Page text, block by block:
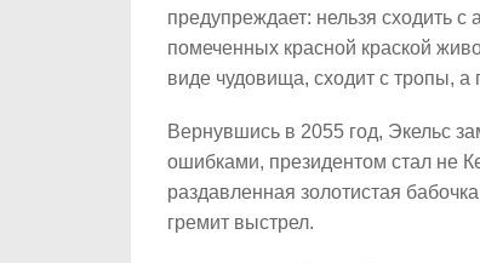
предупреждает: нельзя сходить с
помеченных красной краской
виде чудовища, сходит с тропы,
Вернувшись в 2055 год, Экельс
ошибками, президентом стал не
раздавленная золотистая
гремит выстрел.